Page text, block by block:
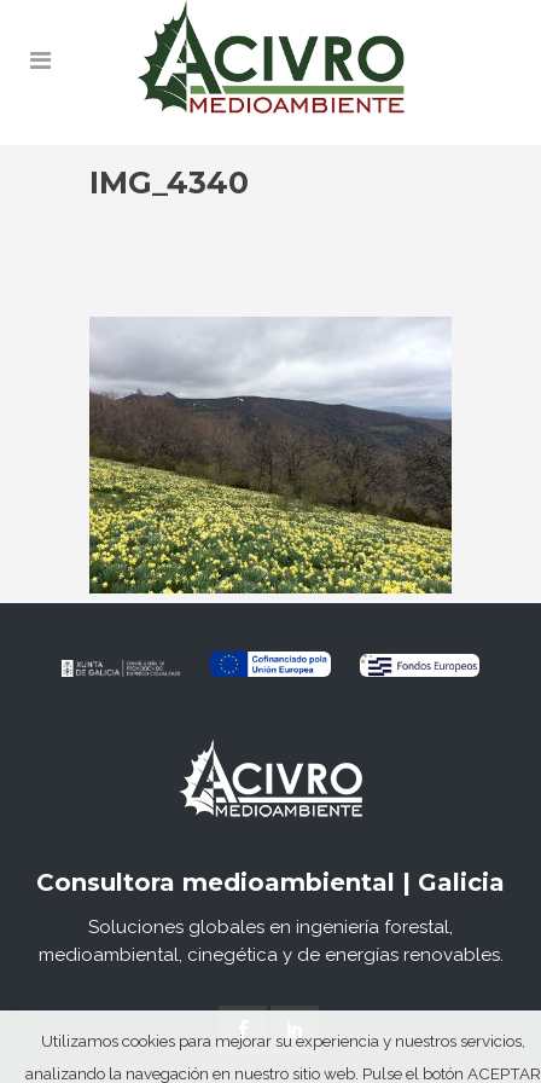
IMG_4340
Consultora medioambiental | Galicia
Soluciones globales en ingeniería forestal,
medioambiental, cinegética y de energías renovables.
Utilizamos cookies para mejorar su experiencia y nuestros servicios,
analizando la navegación en nuestro sitio web. Pulse el botón ACEPTAR